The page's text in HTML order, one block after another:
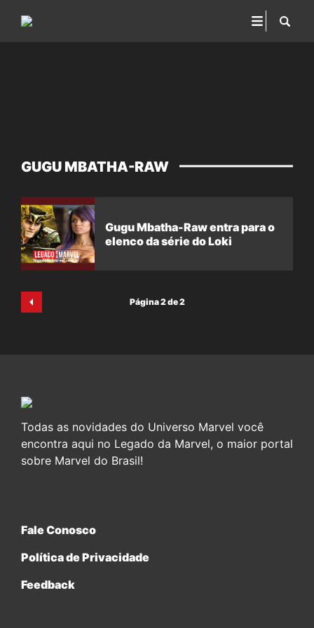
GUGU MBATHA-RAW
Gugu Mbatha-Raw entra para o
elenco da série do Loki
Página 2 de 2
Todas as novidades do Universo Marvel você
encontra aqui no Legado da Marvel, o maior portal
sobre Marvel do Brasil!
Fale Conosco
Política de Privacidade
Feedback